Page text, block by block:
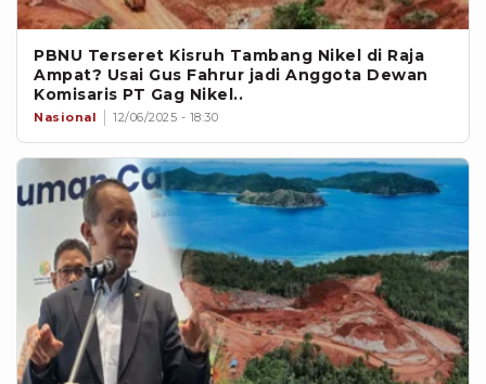
PBNU Terseret Kisruh Tambang Nikel di Raja
Ampat? Usai Gus Fahrur jadi Anggota Dewan
Komisaris PT Gag Nikel..
Nasional 12/06/2025 - 18:30